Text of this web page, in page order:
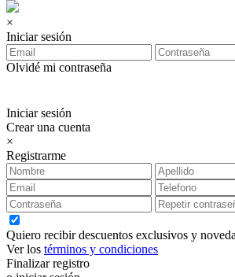
×
Iniciar sesión
Olvidé mi contraseña
Iniciar sesión
Crear una cuenta
×
Registrarme
Quiero recibir descuentos exclusivos y
Ver los términos y condiciones
Finalizar registro